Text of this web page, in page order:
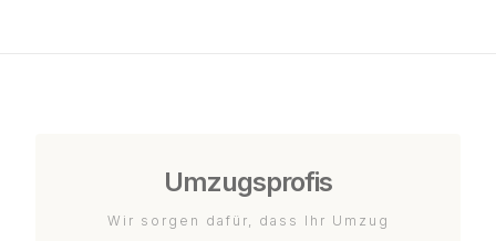
Umzugsprofis
Wir sorgen dafür, dass Ihr Umzug